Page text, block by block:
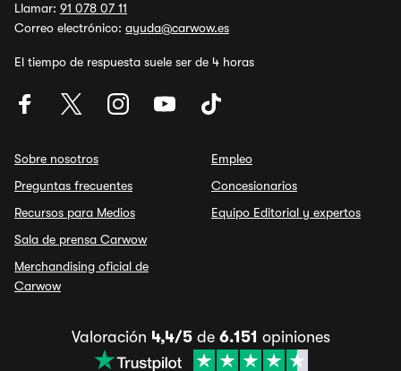
Llamar: 91 078 07 11
Correo electrónico: ayuda@carwow.es
El tiempo de respuesta suele ser de 4 horas
Sobre nosotros
Preguntas frecuentes
Recursos para Medios
Sala de prensa Carwow
Merchandising oficial de
Carwow
Empleo
Concesionarios
Equipo Editorial y expertos
Valoración 4,4/5de 6.151 opiniones